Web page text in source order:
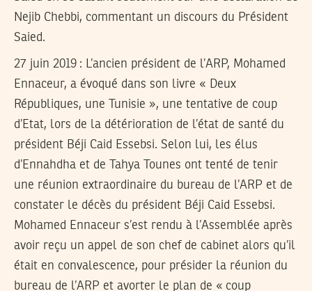
Nejib Chebbi, commentant un discours du Président
Saied.
27 juin 2019 : L’ancien président de l’ARP, Mohamed
Ennaceur, a évoqué dans son livre « Deux
Républiques, une Tunisie », une tentative de coup
d’Etat, lors de la détérioration de l’état de santé du
président Béji Caid Essebsi. Selon lui, les élus
d’Ennahdha et de Tahya Tounes ont tenté de tenir
une réunion extraordinaire du bureau de l’ARP et de
constater le décès du président Béji Caid Essebsi.
Mohamed Ennaceur s’est rendu à l’Assemblée après
avoir reçu un appel de son chef de cabinet alors qu’il
était en convalescence, pour présider la réunion du
bureau de l’ARP et avorter le plan de « coup